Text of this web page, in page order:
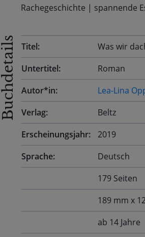
Rachegeschichte | spannende
Buchdetails Titel:
Was wir
Untertitel:
Roman
Autor*in:
Lea-Lina
Verlag:
Beltz
Erscheinungsjahr:
2019
Sprache:
Deutsch
179 Seiten
189 mm x
ab 14 Jahre